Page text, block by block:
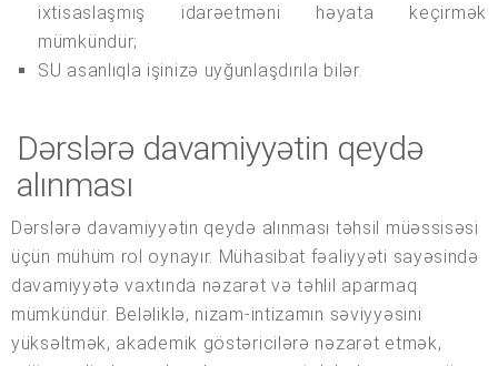
ixtisaslaşmış idarəetməni həyata keçirmək
mümkündür;
SU asanlıqla işinizə uyğunlaşdırıla bilər.
Dərslərə davamiyyətin qeydə
alınması
Dərslərə davamiyyətin qeydə alınması təhsil müəssisəsi
üçün mühüm rol oynayır. Mühasibat fəaliyyəti sayəsində
davamiyyətə vaxtında nəzarət və təhlil aparmaq
mümkündür. Beləliklə, nizam-intizamın səviyyəsini
yüksəltmək, akademik göstəricilərə nəzarət etmək,